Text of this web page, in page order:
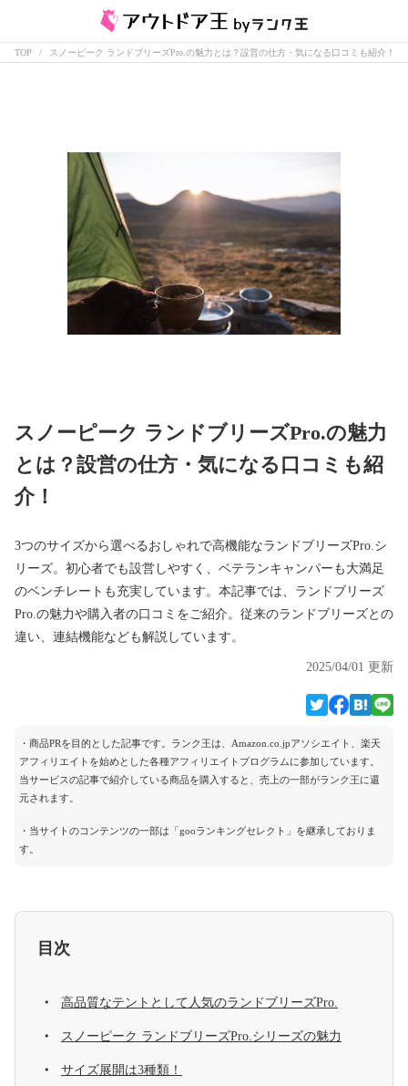
TOP スノーピーク ランドブリーズPro.の魅力とは？設営の仕方・気になる口コミも紹介！
スノーピーク ランドブリーズPro.の魅力
とは？設営の仕方・気になる口コミも紹
介！
3つのサイズから選べるおしゃれで高機能なランドブリーズPro.シ
リーズ。初心者でも設営しやすく、ベテランキャンパーも大満足
のベンチレートも充実しています。本記事では、ランドブリーズ
Pro.の魅力や購入者の口コミをご紹介。従来のランドブリーズとの
違い、連結機能なども解説しています。
2025/04/01 更新
・商品PRを目的とした記事です。ランク王は、Amazon.co.jpアソシエイト、楽天
アフィリエイトを始めとした各種アフィリエイトプログラムに参加しています。
当サービスの記事で紹介している商品を購入すると、売上の一部がランク王に還
元されます。
・当サイトのコンテンツの一部は「gooランキングセレクト」を継承しておりま
す。
目次
高品質なテントとして人気のランドブリーズPro.
スノーピーク ランドブリーズPro.シリーズの魅力
サイズ展開は3種類！